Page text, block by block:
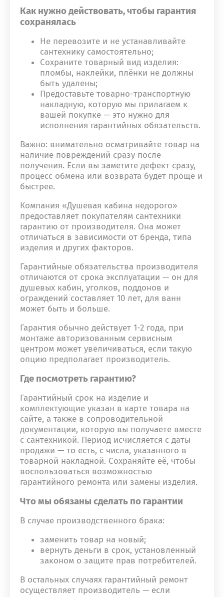
Как нужно действовать, чтобы гарантия
сохранялась
Не перевозите и не устанавливайте
сантехнику самостоятельно;
Сохраните товарный вид изделия:
пломбы, наклейки, плёнки не должны
быть удалены;
Предоставьте товарно-транспортную
накладную, которую мы прилагаем к
вашей покупке — это нужно для
исполнения гарантийных обязательств.
Важно: внимательно осматривайте товар на
наличие повреждений сразу после
получения. Если вы заметите дефект сразу,
процесс обмена или возврата будет проще и
быстрее.
Компания «Душевая кабина недорого»
предоставляет покупателям сантехники
гарантию от производителя. Она может
отличаться в зависимости от бренда, типа
изделия и других факторов.
Гарантийные обязательства производителя
отличаются от срока эксплуатации — он для
душевых кабин, уголков, поддонов и
ограждений составляет 10 лет, для ванн
может быть и больше.
Гарантия обычно действует 1-2 года, при
монтаже авторизованным сервисным
центром может увеличиваться, если такую
опцию предполагает производитель.
Где посмотреть гарантию?
Гарантийный срок на изделие и
комплектующие указан в карте товара на
сайте, а также в сопроводительной
документации, которую вы получаете вместе
с сантехникой. Период исчисляется с даты
продажи — то есть, с числа, указанного в
товарной накладной. Сохраняйте её, чтобы
воспользоваться возможностью
гарантийного ремонта или замены изделия.
Что мы обязаны сделать по гарантии
В случае производственного брака:
заменить товар на новый;
вернуть деньги в срок, установленный
законом о защите прав потребителей.
В остальных случаях гарантийный ремонт
осуществляет производитель — если